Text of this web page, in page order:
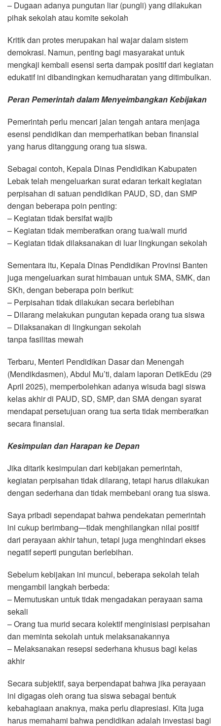
– Dugaan adanya pungutan liar (pungli) yang dilakukan
pihak sekolah atau komite sekolah
Kritik dan protes merupakan hal wajar dalam sistem
demokrasi. Namun, penting bagi masyarakat untuk
mengkaji kembali esensi serta dampak positif dari kegiatan
edukatif ini dibandingkan kemudharatan yang ditimbulkan.
Peran Pemerintah dalam Menyeimbangkan Kebijakan
Pemerintah perlu mencari jalan tengah antara menjaga
esensi pendidikan dan memperhatikan beban finansial
yang harus ditanggung orang tua siswa.
Sebagai contoh, Kepala Dinas Pendidikan Kabupaten
Lebak telah mengeluarkan surat edaran terkait kegiatan
perpisahan di satuan pendidikan PAUD, SD, dan SMP
dengan beberapa poin penting:
– Kegiatan tidak bersifat wajib
– Kegiatan tidak memberatkan orang tua/wali murid
– Kegiatan tidak dilaksanakan di luar lingkungan sekolah
Sementara itu, Kepala Dinas Pendidikan Provinsi Banten
juga mengeluarkan surat himbauan untuk SMA, SMK, dan
SKh, dengan beberapa poin berikut:
– Perpisahan tidak dilakukan secara berlebihan
– Dilarang melakukan pungutan kepada orang tua siswa
– Dilaksanakan di lingkungan sekolah
tanpa fasilitas mewah
Terbaru, Menteri Pendidikan Dasar dan Menengah
(Mendikdasmen), Abdul Mu’ti, dalam laporan DetikEdu (29
April 2025), memperbolehkan adanya wisuda bagi siswa
kelas akhir di PAUD, SD, SMP, dan SMA dengan syarat
mendapat persetujuan orang tua serta tidak memberatkan
secara finansial.
Kesimpulan dan Harapan ke Depan
Jika ditarik kesimpulan dari kebijakan pemerintah,
kegiatan perpisahan tidak dilarang, tetapi harus dilakukan
dengan sederhana dan tidak membebani orang tua siswa.
Saya pribadi sependapat bahwa pendekatan pemerintah
ini cukup berimbang—tidak menghilangkan nilai positif
dari perayaan akhir tahun, tetapi juga menghindari ekses
negatif seperti pungutan berlebihan.
Sebelum kebijakan ini muncul, beberapa sekolah telah
mengambil langkah berbeda:
– Memutuskan untuk tidak mengadakan perayaan sama
sekali
– Orang tua murid secara kolektif menginisiasi perpisahan
dan meminta sekolah untuk melaksanakannya
– Melaksanakan resepsi sederhana khusus bagi kelas
akhir
Secara subjektif, saya berpendapat bahwa jika perayaan
ini digagas oleh orang tua siswa sebagai bentuk
kebahagiaan anaknya, maka perlu diapresiasi. Kita juga
harus memahami bahwa pendidikan adalah investasi bagi